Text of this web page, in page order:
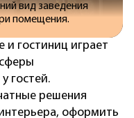
вид заведения
помещения.
гостиниц играет
гостей.
решения
оформить